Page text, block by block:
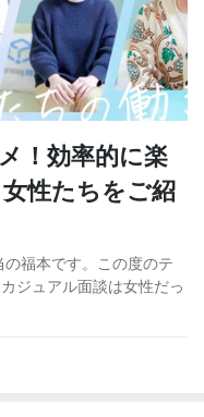
！効率的に楽
性たちをご紹
福本です。この度のテ
ジュアル面談は女性だっ